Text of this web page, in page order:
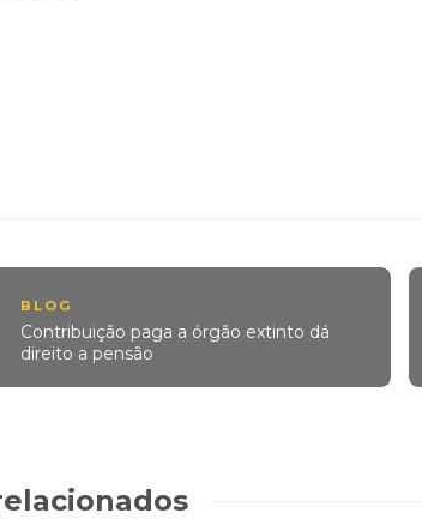
BLOG
Contribuição paga a órgão extinto dá
direito a pensão